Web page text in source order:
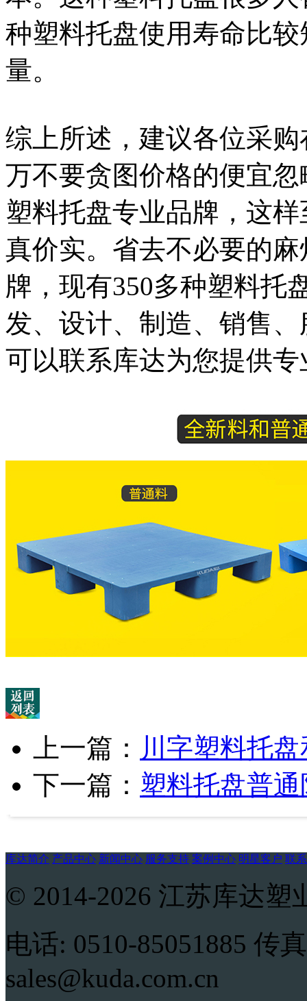
种塑料托盘使用寿命比
量。
综上所述，建议各位采购
万不要贪图价格的便宜
塑料托盘专业品牌，这
真价实。省去不必要的
牌，现有350多种塑料托
发、设计、制造、销售
可以联系库达为您提供
上一篇： 川字塑料托
下一篇： 塑料托盘普
库达简介 产品中心 新闻中心 服务支持 案例中心 明星客户 联
© 2014-2026 江苏库达
电话: 0510-85051885 传
sales@kuda.com.cn